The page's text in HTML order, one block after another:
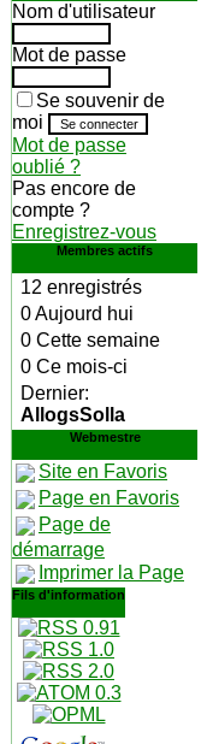
Nom d'utilisateur
Mot de passe
Se souvenir de
moi
Mot de passe
oublié ?
Pas encore de
compte ?
Enregistrez-vous
Membres actifs
12 enregistrés
0 Aujourd hui
0 Cette semaine
0 Ce mois-ci
Dernier:
AllogsSolla
Webmestre
Site en Favoris
Page en Favoris
Page de
démarrage
Imprimer la Page
Fils d'information